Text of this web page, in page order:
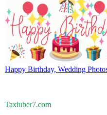
Happy Birthday, Wedding
Taxiuber7.com